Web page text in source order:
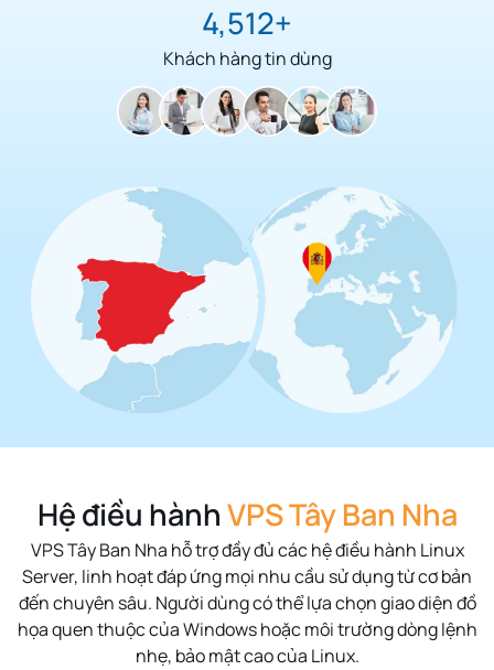
5,125
Khách hàng tin dùng
Hệ điều hànhVPS Tây Ban Nha
VPS Tây Ban Nha hỗ trợ đầy đủ các hệ điều hành Linux
Server, linh hoạt đáp ứng mọi nhu cầu sử dụng từ cơ bản
đến chuyên sâu. Người dùng có thể lựa chọn giao diện đồ
họa quen thuộc của Windows hoặc môi trường dòng lệnh
nhẹ, bảo mật cao của Linux.